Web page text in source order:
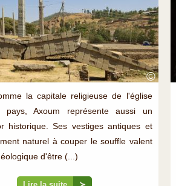
©
la capitale religieuse de l'église
pays, Axoum représente aussi un
historique. Ses vestiges antiques et
naturel à couper le souffle valent
d'être (...)